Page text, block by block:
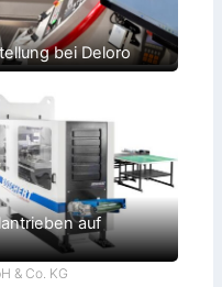
bei Deloro
auf
& Co. KG